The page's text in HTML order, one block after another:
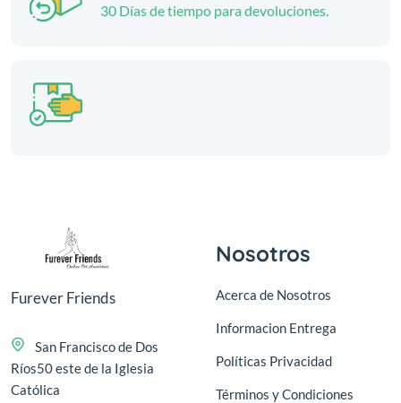
30 Días de tiempo para devoluciones.
Furever Friends
San Francisco de Dos
Ríos50 este de la Iglesia
Católica
Nosotros
Acerca de Nosotros
Informacion Entrega
Políticas Privacidad
Términos y Condiciones